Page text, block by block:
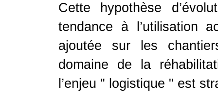
Cette hypothèse
tendance à l’utilisation
ajoutée sur les
domaine de la
l’enjeu " logistique " est